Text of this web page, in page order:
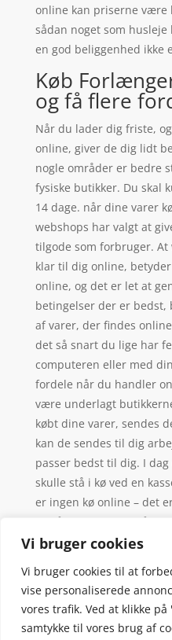
Vi bruger cookies
Vi bruger cookies til at
vise personaliserede
vores trafik. Ved at klikke
samtykke til vores brug af
online kan priserne være
sådan noget som
en god beliggenhed ikke
Køb
og få flere
Når du lader dig friste,
online, giver de dig lidt
nogle områder er bedre
fysiske butikker. Du skal
14 dage. når dine varer
webshops har valgt at
tilgode som forbruger.
klar til dig online,
online, og det er let at
betingelser der er bedst,
af varer, der findes
det så snart du lige har
computeren eller med
fordele når du handler
være underlagt
købt dine varer, sendes
kan de sendes til dig
passer bedst til dig. I
skulle stå i kø ved en
er ingen kø online – det
og så er du videre, så
valg af kø – man vælger